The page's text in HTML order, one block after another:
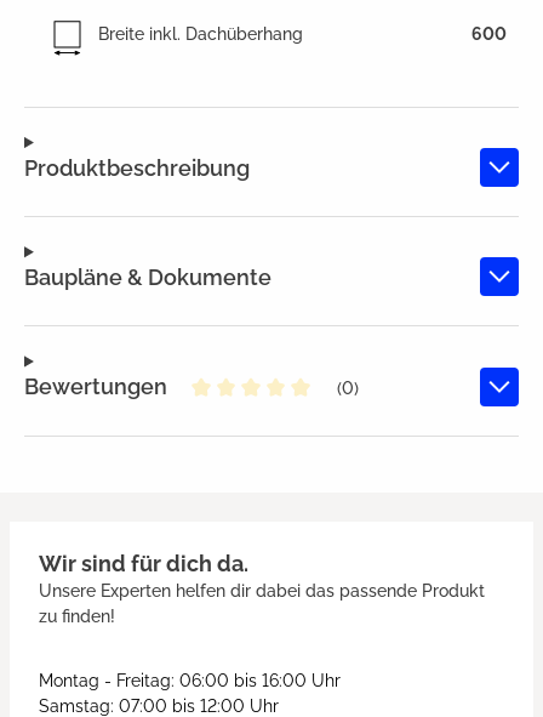
Produktbeschreibung
Baupläne & Dokumente
Bewertungen
(0)
Breite inkl. Dachüberhang 600
Wir sind für dich da.
Unsere Experten helfen dir dabei das passende Produkt
zu finden!
Montag - Freitag: 06:00 bis 16:00 Uhr
Samstag: 07:00 bis 12:00 Uhr